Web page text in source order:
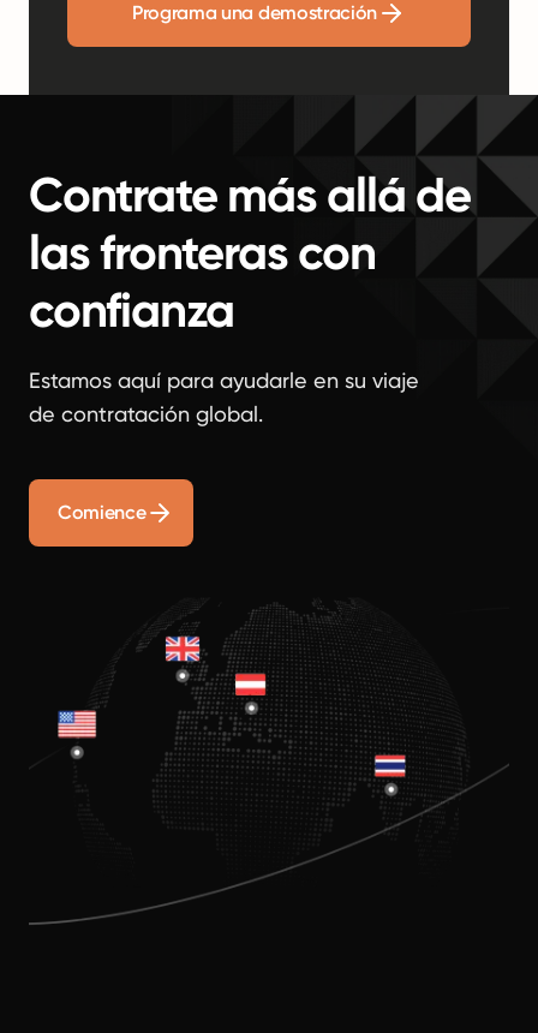
Programa una demostración
Contrate más allá de
las fronteras con
confianza
Estamos aquí para ayudarle en su viaje
de contratación global.
Comience